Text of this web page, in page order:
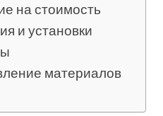
на стоимость
и установки
материалов